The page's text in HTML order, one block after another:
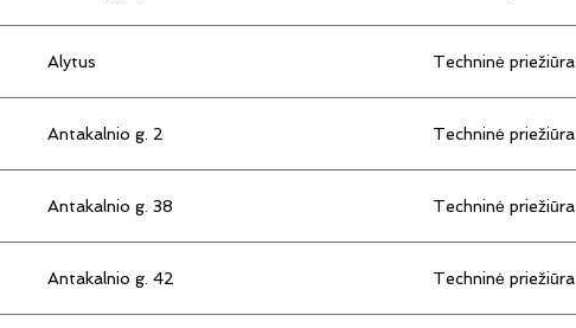
Alytus Techninė priežiūra
Antakalnio g. 2 Techninė priežiūra
Antakalnio g. 38 Techninė priežiūra
Antakalnio g. 42 Techninė priežiūra